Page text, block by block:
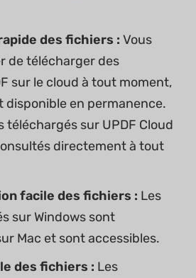
des fichiers : Vous
de télécharger des
sur le cloud à tout moment,
disponible en permanence.
téléchargés sur UPDF Cloud
directement à tout
facile des fichiers : Les
sur Windows sont
Mac et sont accessibles.
des fichiers : Les